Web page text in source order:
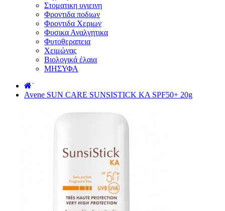
Στοματικη υγιεινη
Φροντιδα ποδιων
Φροντιδα Χεριων
Φυσικα Αναλγητικα
Φυτοθεραπεια
Χειμώνας
Βιολογικά έλαια
ΜΗΣΥΦΑ
˙
Avene SUN CARE SUNSISTICK KA SPF50+ 20g